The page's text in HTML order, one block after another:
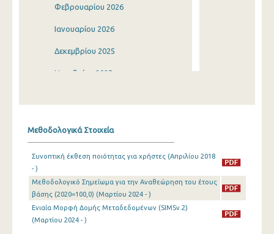
Φεβρουαρίου 2026
Ιανουαρίου 2026
Δεκεμβρίου 2025
Νοεμβρίου 2025
Ιουλίου 2025
Ιουνίου 2025
Μαΐου 2025
Μεθοδολογικά Στοιχεία
Συνοπτική έκθεση ποιότητας για χρήστες (Απριλίου 2018
- )
Μεθοδολογικό Σημείωμα για την Αναθεώρηση του έτους
βάσης (2020=100,0) (Μαρτίου 2024 - )
Ενιαία Μορφή Δομής Μεταδεδομένων (SIMSv.2)
(Μαρτίου 2024 - )